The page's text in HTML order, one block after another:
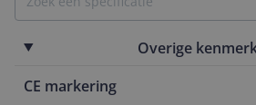
Overige
CE markering